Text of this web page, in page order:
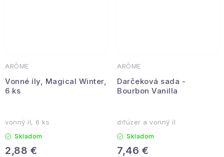
ARÔME
Vonné íly, Magical Winter,
6 ks
vonný íl, 6 ks
Skladom
2,88 €
ARÔME
Darčeková sada -
Bourbon Vanilla
difúzer a vonný íl
Skladom
7,46 €